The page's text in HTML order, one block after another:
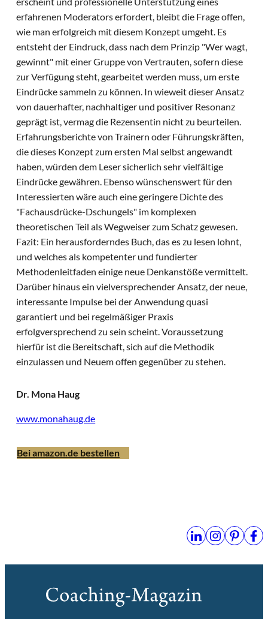
erfahrenen Moderators erfordert, bleibt die Frage offen,
wie man erfolgreich mit diesem Konzept umgeht. Es
entsteht der Eindruck, dass nach dem Prinzip "Wer wagt,
gewinnt" mit einer Gruppe von Vertrauten, sofern diese
zur Verfügung steht, gearbeitet werden muss, um erste
Eindrücke sammeln zu können. In wieweit dieser Ansatz
von dauerhafter, nachhaltiger und positiver Resonanz
geprägt ist, vermag die Rezensentin nicht zu beurteilen.
Erfahrungsberichte von Trainern oder Führungskräften,
die dieses Konzept zum ersten Mal selbst angewandt
haben, würden dem Leser sicherlich sehr vielfältige
Eindrücke gewähren. Ebenso wünschenswert für den
Interessierten wäre auch eine geringere Dichte des
"Fachausdrücke-Dschungels" im komplexen
theoretischen Teil als Wegweiser zum Schatz gewesen.
Fazit: Ein herausforderndes Buch, das es zu lesen lohnt,
und welches als kompetenter und fundierter
Methodenleitfaden einige neue Denkanstöße vermittelt.
Darüber hinaus ein vielversprechender Ansatz, der neue,
interessante Impulse bei der Anwendung quasi
garantiert und bei regelmäßiger Praxis
erfolgversprechend zu sein scheint. Voraussetzung
hierfür ist die Bereitschaft, sich auf die Methodik
einzulassen und Neuem offen gegenüber zu stehen.
Dr. Mona Haug
www.monahaug.de
Bei amazon.de bestellen